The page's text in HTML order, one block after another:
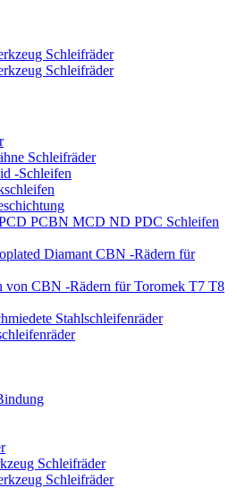
Schleifräder
Schleifräder
Schleifräder
-Schleifen
PCD PCBN MCD ND PDC Schleifen
Diamant CBN -Rädern für
von CBN -Rädern für Toromek T7 T8
Stahlschleifenräder
Schleifräder
Schleifräder